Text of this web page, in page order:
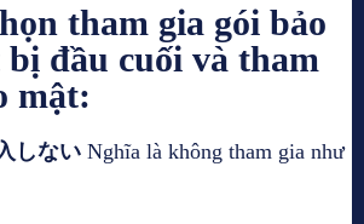
tham gia gói bảo
đầu cuối và tham
mật:
しない Nghĩa là không tham gia như